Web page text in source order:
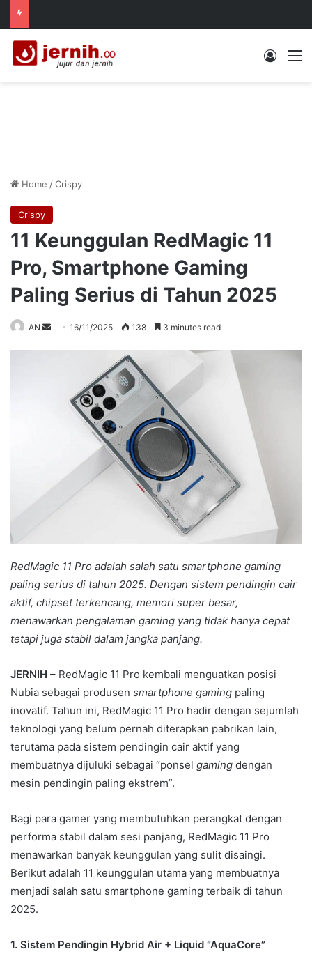
Log In
Home /Crispy
Crispy
11 Keunggulan RedMagic 11
Pro, Smartphone Gaming
Paling Serius di Tahun 2025
AN
Send16/11/2025 138 3 minutes read
RedMagic 11 Pro adalah salah satu smartphone gaming
paling serius di tahun 2025. Dengan sistem pendingin cair
aktif, chipset terkencang, memori super besar,
menawarkan pengalaman gaming yang tidak hanya cepat
tetapi juga stabil dalam jangka panjang.
JERNIH – RedMagic 11 Pro kembali menguatkan posisi
Nubia sebagai produsen smartphone gaming paling
inovatif. Tahun ini, RedMagic 11 Pro hadir dengan sejumlah
teknologi yang belum pernah diterapkan pabrikan lain,
terutama pada sistem pendingin cair aktif yang
membuatnya dijuluki sebagai “ponsel gaming dengan
mesin pendingin paling ekstrem”.
Bagi para gamer yang membutuhkan perangkat dengan
performa stabil dalam sesi panjang, RedMagic 11 Pro
menawarkan banyak keunggulan yang sulit disaingi.
Berikut adalah 11 keunggulan utama yang membuatnya
menjadi salah satu smartphone gaming terbaik di tahun
2025.
1. Sistem Pendingin Hybrid Air + Liquid “AquaCore”